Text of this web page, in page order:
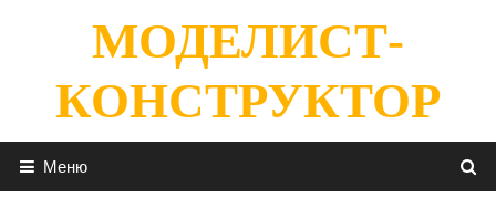
содержимомуМОДЕЛИСТ-
КОНСТРУКТОР
Меню